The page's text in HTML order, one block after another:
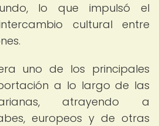
lo que impulsó el
cultural entre
uno de los principales
a lo largo de las
atrayendo a
europeos y de otras